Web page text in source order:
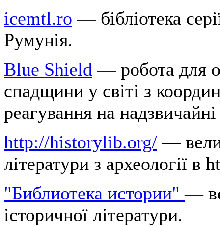
icemtl.ro — бібліотека
Румунія.
Blue Shield — робота для
спадщини у світі з
реагування на надзвичайні
http://historylib.org/ —
літератури з археології в
"Библиотека истории"—
історичної літератури.